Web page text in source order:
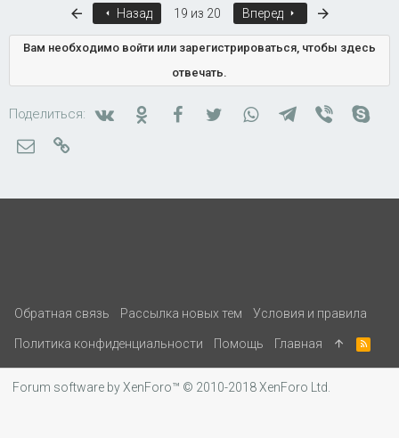
ПервыйНазад 19 из 20 Вперед
Вам необходимо войти или зарегистрироваться, чтобы здесь
отвечать.
Поделиться: ВконтактеОдноклассники
FacebookTwitterWhatsAppTelegram
Viber
Электронная почта
Обратная связь Рассылка новых тем Условия и правила
Политика конфиденциальности Помощь Главная
S
Forum software by XenForo™ © 2010-2018 XenForo Ltd.